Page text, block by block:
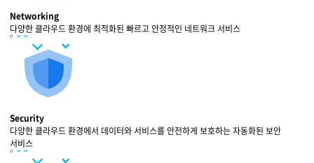
Networking
다양한 클라우드 환경에 최적화된 빠르고 안정적인 네트워크 서비스
Security
다양한 클라우드 환경에서 데이터와 서비스를 안전하게 보호하는 자동화된 보안
서비스